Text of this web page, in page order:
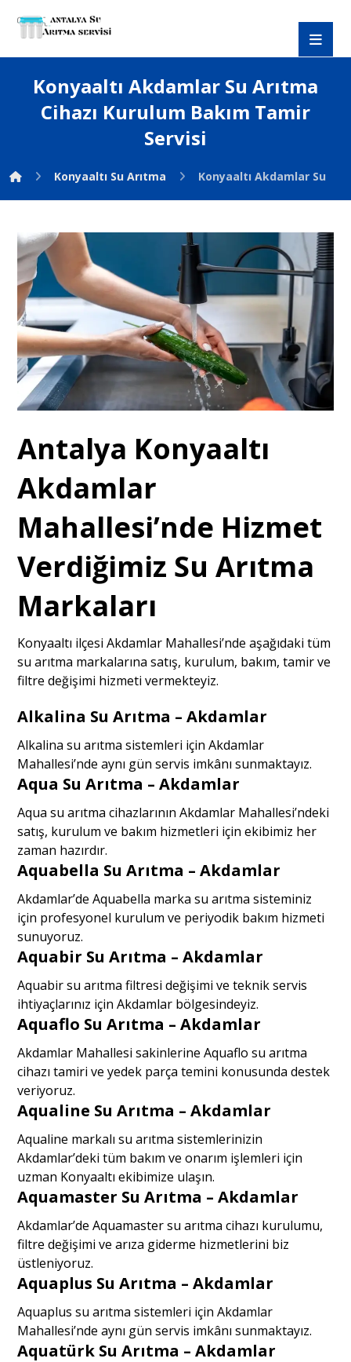
Konyaaltı Akdamlar Su Arıtma
Cihazı Kurulum Bakım Tamir
Servisi
Konyaaltı Su Arıtma Konyaaltı Akdamlar Su
Antalya Konyaaltı
Akdamlar
Mahallesi’nde Hizmet
Verdiğimiz Su Arıtma
Markaları
Konyaaltı ilçesi Akdamlar Mahallesi’nde aşağıdaki tüm
su arıtma markalarına satış, kurulum, bakım, tamir ve
filtre değişimi hizmeti vermekteyiz.
Alkalina Su Arıtma – Akdamlar
Alkalina su arıtma sistemleri için Akdamlar
Mahallesi’nde aynı gün servis imkânı sunmaktayız.
Aqua Su Arıtma – Akdamlar
Aqua su arıtma cihazlarının Akdamlar Mahallesi’ndeki
satış, kurulum ve bakım hizmetleri için ekibimiz her
zaman hazırdır.
Aquabella Su Arıtma – Akdamlar
Akdamlar’de Aquabella marka su arıtma sisteminiz
için profesyonel kurulum ve periyodik bakım hizmeti
sunuyoruz.
Aquabir Su Arıtma – Akdamlar
Aquabir su arıtma filtresi değişimi ve teknik servis
ihtiyaçlarınız için Akdamlar bölgesindeyiz.
Aquaflo Su Arıtma – Akdamlar
Akdamlar Mahallesi sakinlerine Aquaflo su arıtma
cihazı tamiri ve yedek parça temini konusunda destek
veriyoruz.
Aqualine Su Arıtma – Akdamlar
Aqualine markalı su arıtma sistemlerinizin
Akdamlar’deki tüm bakım ve onarım işlemleri için
uzman Konyaaltı ekibimize ulaşın.
Aquamaster Su Arıtma – Akdamlar
Akdamlar’de Aquamaster su arıtma cihazı kurulumu,
filtre değişimi ve arıza giderme hizmetlerini biz
üstleniyoruz.
Aquaplus Su Arıtma – Akdamlar
Aquaplus su arıtma sistemleri için Akdamlar
Mahallesi’nde aynı gün servis imkânı sunmaktayız.
Aquatürk Su Arıtma – Akdamlar